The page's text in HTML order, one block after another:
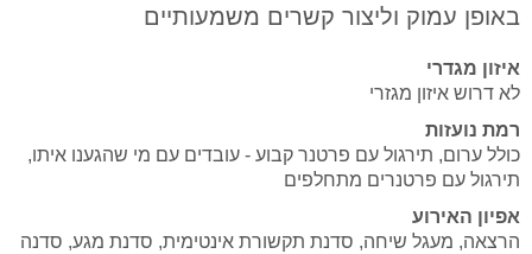
באופן עמוק וליצור קשרים משמעותיים
איזון מגדרי
לא דרוש איזון מגזרי
רמת נועזות
כולל ערום, תירגול עם פרטנר קבוע - עובדים עם מי שהגענו איתו,
תירגול עם פרטנרים מתחלפים
אפיון האירוע
הרצאה, מעגל שיחה, סדנת תקשורת אינטימית, סדנת מגע, סדנה